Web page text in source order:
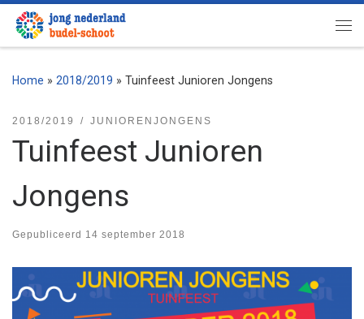
Ga naar inhoud
Home » 2018/2019 » Tuinfeest Junioren Jongens
2018/2019 JUNIORENJONGENS
Tuinfeest Junioren
Jongens
Gepubliceerd 14 september 2018